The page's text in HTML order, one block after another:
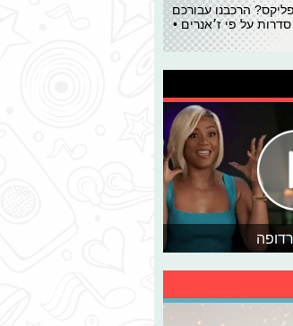
הרכבנו עבורכם
על פי ז׳אנרים •